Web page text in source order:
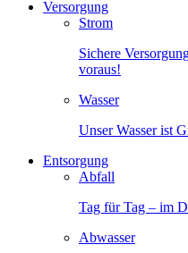
Versorgung
Strom
Sichere
voraus!
Wasser
Unser Wasser ist
Entsorgung
Abfall
Tag für Tag – im
Abwasser